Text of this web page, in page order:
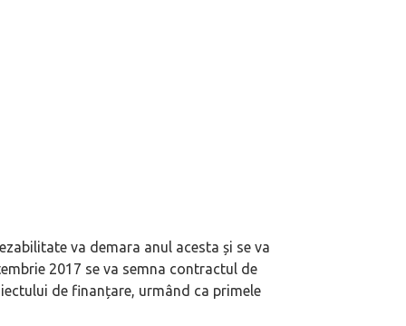
va demara anul acesta și se va
2017 se va semna contractul de
de finanțare, urmând ca primele